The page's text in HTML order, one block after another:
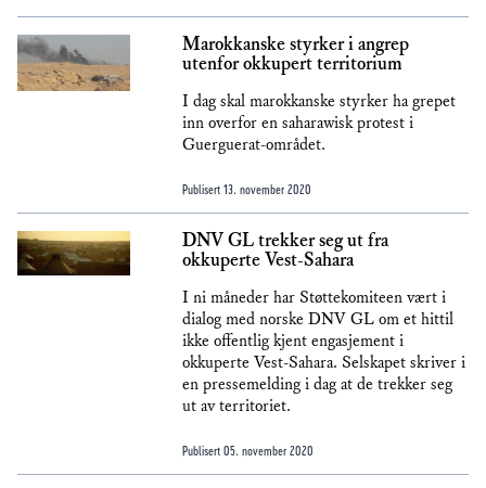
Marokkanske styrker i angrep
utenfor okkupert territorium
I dag skal marokkanske styrker ha grepet
inn overfor en saharawisk protest i
Guerguerat-området.
Publisert 13. november 2020
DNV GL trekker seg ut fra
okkuperte Vest-Sahara
I ni måneder har Støttekomiteen vært i
dialog med norske DNV GL om et hittil
ikke offentlig kjent engasjement i
okkuperte Vest-Sahara. Selskapet skriver i
en pressemelding i dag at de trekker seg
ut av territoriet.
Publisert 05. november 2020